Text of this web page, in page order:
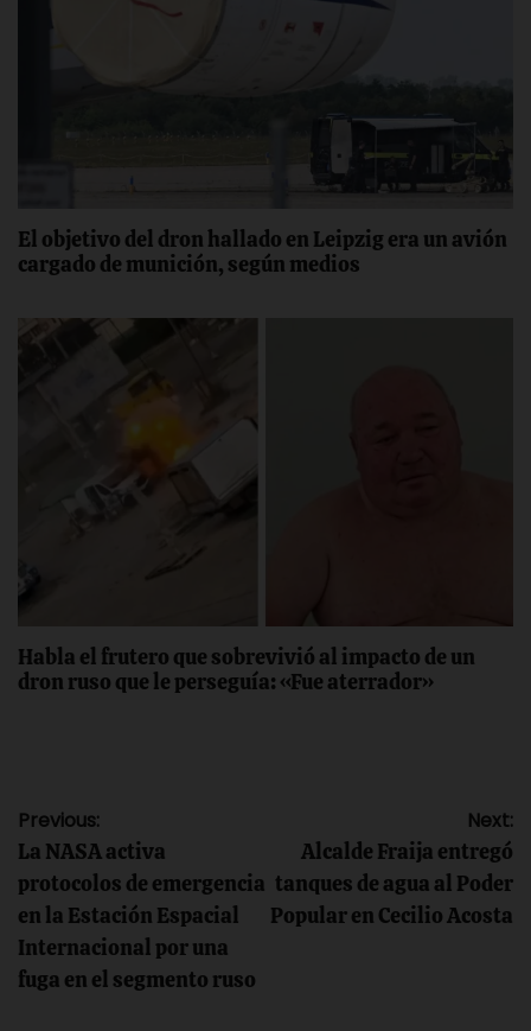
El objetivo del dron hallado en Leipzig era un avión
cargado de munición, según medios
Habla el frutero que sobrevivió al impacto de un
dron ruso que le perseguía: «Fue aterrador»
Navegación
de
entradas
Previous:
La NASA activa
protocolos de emergencia
en la Estación Espacial
Internacional por una
fuga en el segmento ruso
Next:
Alcalde Fraija entregó
tanques de agua al Poder
Popular en Cecilio Acosta